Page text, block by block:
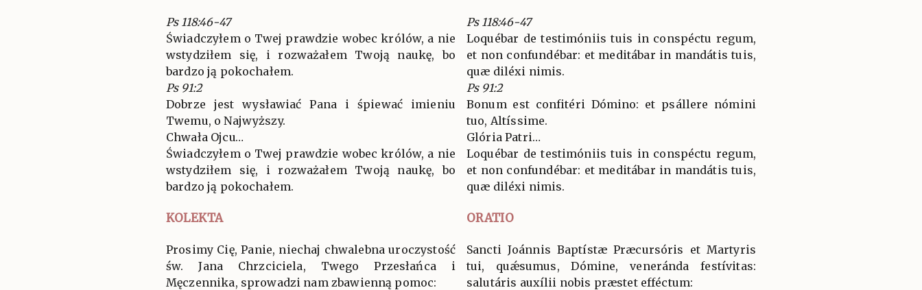
Ps 118:46-47
Świadczyłem o Twej prawdzie wobec królów, a nie
wstydziłem się, i rozważałem Twoją naukę, bo
bardzo ją pokochałem.
Ps 91:2
Dobrze jest wysławiać Pana i śpiewać imieniu
Twemu, o Najwyższy.
Chwała Ojcu…
Świadczyłem o Twej prawdzie wobec królów, a nie
wstydziłem się, i rozważałem Twoją naukę, bo
bardzo ją pokochałem.
Ps 118:46-47
Loquébar de testimóniis tuis in conspéctu regum,
et non confundébar: et meditábar in mandátis tuis,
quæ diléxi nimis.
Ps 91:2
Bonum est confitéri Dómino: et psállere nómini
tuo, Altíssime.
Glória Patri…
Loquébar de testimóniis tuis in conspéctu regum,
et non confundébar: et meditábar in mandátis tuis,
quæ diléxi nimis.
KOLEKTA ORATIO
Prosimy Cię, Panie, niechaj chwalebna uroczystość
św. Jana Chrzciciela, Twego Przesłańca i
Męczennika, sprowadzi nam zbawienną pomoc:
Sancti Joánnis Baptístæ Præcursóris et Martyris
tui, quǽsumus, Dómine, veneránda festívitas:
salutáris auxílii nobis præstet efféctum: